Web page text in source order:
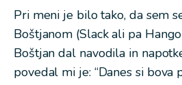
Pri meni je bilo tako, da sem
Boštjanom (Slack ali pa
Boštjan dal navodila in
povedal mi je: “Danes si bova